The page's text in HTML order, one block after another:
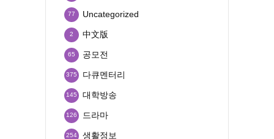
Uncategorized
77
中文版
2
공모전
65
다큐멘터리
375
대학방송
145
드라마
126
생활정보
254